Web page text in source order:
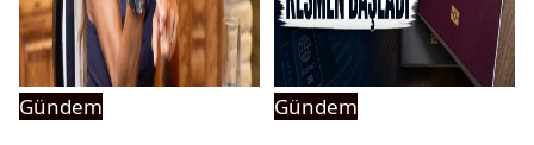
Gündem
Gündem